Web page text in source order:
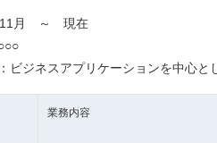
11月 ～ 現在
ビジネスアプリケーションを中心と
業務内容